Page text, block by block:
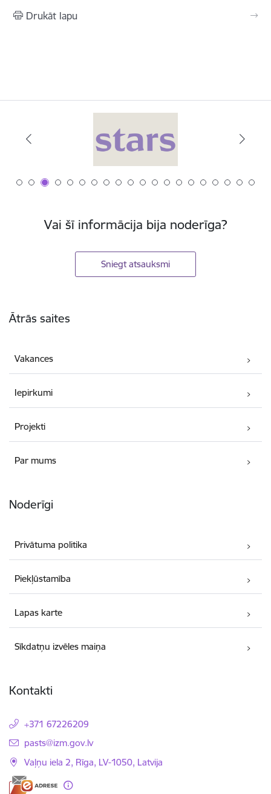
Drukāt lapu
Vai šī informācija bija noderīga?
Sniegt atsauksmi
Ātrās saites
Vakances
Iepirkumi
Projekti
Par mums
Noderīgi
Privātuma politika
Piekļūstamība
Lapas karte
Sīkdatņu izvēles maiņa
Kontakti
+371 67226209
E-pasts:
pasts@izm.gov.lv
Vaļņu iela 2, Rīga, LV-1050, Latvija